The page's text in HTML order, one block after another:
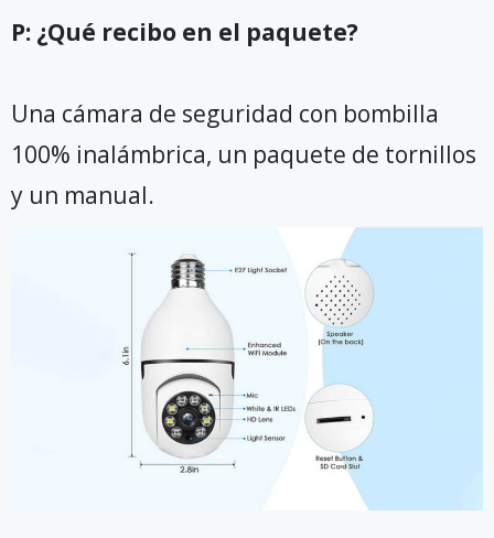
P: ¿Qué recibo en el paquete?
Una cámara de seguridad con bombilla
100% inalámbrica, un paquete de tornillos
y un manual.